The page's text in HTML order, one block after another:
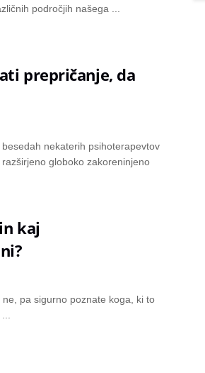
področjih našega ...
prepričanje, da
nekaterih psihoterapevtov
globoko zakoreninjeno
kaj
pa sigurno poznate koga, ki to